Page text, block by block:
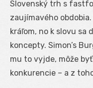
Slovenský trh s
zaujímavého
kráľom, no k slovu sa
koncepty. Simon’s
mu to vyjde, môže
konkurencie – a z